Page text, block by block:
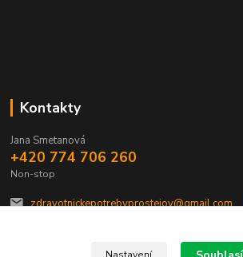
Kontakty
Jana Smetanová
+420 774 706 260
Non-stop
zdravotnickepotrebyprostejov@gmail.com